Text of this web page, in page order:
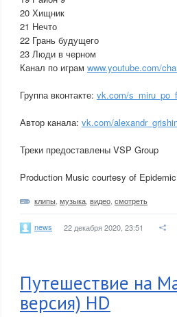
20 Хищник
21 Нечто
22 Грань будущего
23 Люди в черном
Канал по играм www.youtube.com/
Группа вконтакте: vk.com/
Автор канала: vk.com/
Треки предоставлены VSP Group
Production Music courtesy of
клипы музыка видео смотреть
news 22 декабря 2020, 23:51
Путешествие на
версия) HD